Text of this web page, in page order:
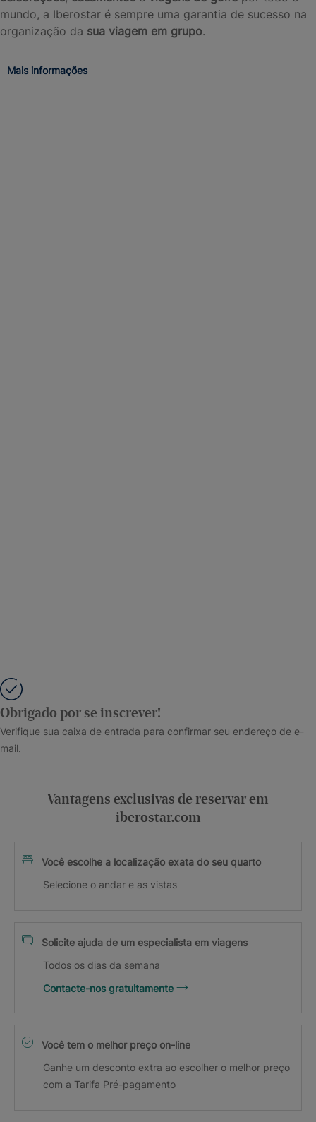
mundo, a Iberostar é sempre uma garantia de sucesso na
organização da sua viagem em grupo.
Mais informações
Obrigado por se inscrever!
Verifique sua caixa de entrada para confirmar seu endereço de e-
mail.
Vantagens exclusivas de reservar em
iberostar.com
Você escolhe a localização exata do seu quarto
Selecione o andar e as vistas
Solicite ajuda de um especialista em viagens
Todos os dias da semana
Contacte-nos gratuitamente
Você tem o melhor preço on-line
Ganhe um desconto extra ao escolher o melhor preço
com a Tarifa Pré-pagamento